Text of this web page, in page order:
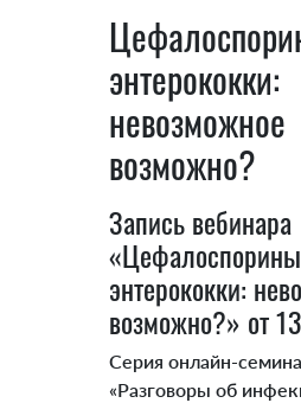
энтерококки:
невозможное
возможно?
Запись вебинара
энтерококки:
возможно?» от
Серия онлайн-
«Разговоры об